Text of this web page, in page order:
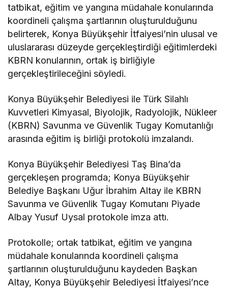
tatbikat, eğitim ve yangına müdahale konularında
koordineli çalışma şartlarının oluşturulduğunu
belirterek, Konya Büyükşehir İtfaiyesi’nin ulusal ve
uluslararası düzeyde gerçekleştirdiği eğitimlerdeki
KBRN konularının, ortak iş birliğiyle
gerçekleştirileceğini söyledi.
Konya Büyükşehir Belediyesi ile Türk Silahlı
Kuvvetleri Kimyasal, Biyolojik, Radyolojik, Nükleer
(KBRN) Savunma ve Güvenlik Tugay Komutanlığı
arasında eğitim iş birliği protokolü imzalandı.
Konya Büyükşehir Belediyesi Taş Bina’da
gerçekleşen programda; Konya Büyükşehir
Belediye Başkanı Uğur İbrahim Altay ile KBRN
Savunma ve Güvenlik Tugay Komutanı Piyade
Albay Yusuf Uysal protokole imza attı.
Protokolle; ortak tatbikat, eğitim ve yangına
müdahale konularında koordineli çalışma
şartlarının oluşturulduğunu kaydeden Başkan
Altay, Konya Büyükşehir Belediyesi İtfaiyesi’nce